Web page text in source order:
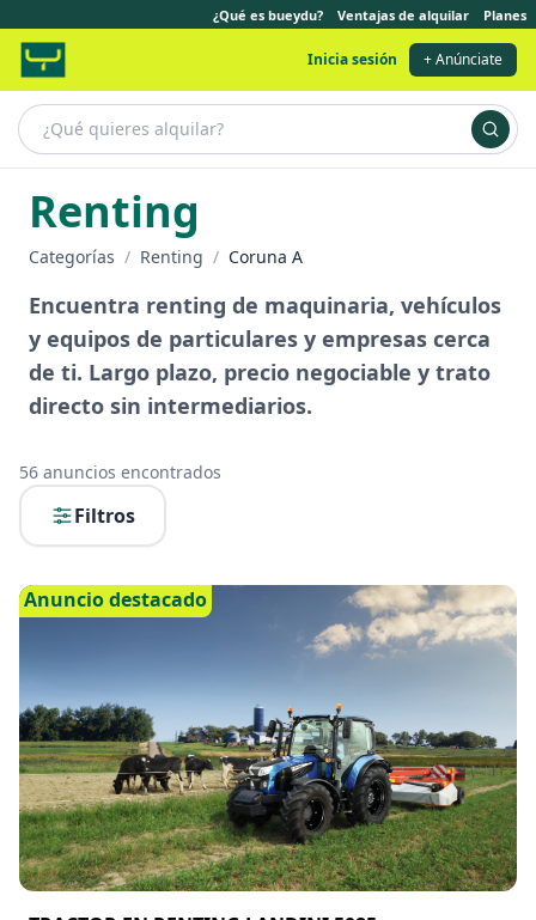
¿Qué es bueydu? Ventajas de alquilar Planes
Inicia sesión + Anúnciate
Renting
Categorías / Renting / Coruna A
Encuentra renting de maquinaria, vehículos
y equipos de particulares y empresas cerca
de ti. Largo plazo, precio negociable y trato
directo sin intermediarios.
56 anuncios encontrados
Filtros
Anuncio destacado